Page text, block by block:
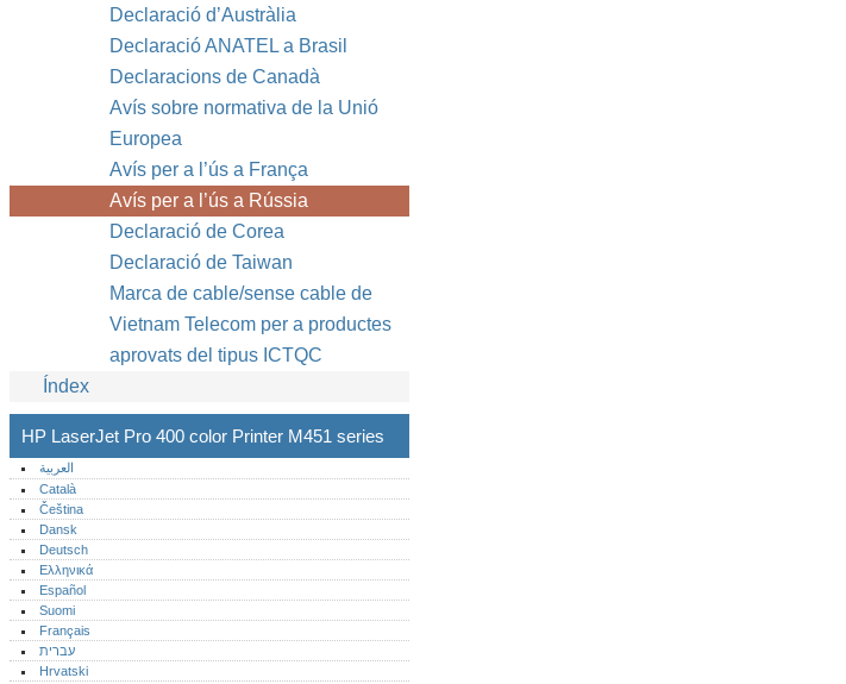
Declaració d’Austràlia
Declaració ANATEL a Brasil
Declaracions de Canadà
Avís sobre normativa de la Unió
Europea
Avís per a l’ús a França
Avís per a l’ús a Rússia
Declaració de Corea
Declaració de Taiwan
Marca de cable/sense cable de
Vietnam Telecom per a productes
aprovats del tipus ICTQC
Índex
HP LaserJet Pro 400 color Printer M451 series
العربية
Català
Čeština
Dansk
Deutsch
Ελληνικά
Español
Suomi
Français
עברית
Hrvatski